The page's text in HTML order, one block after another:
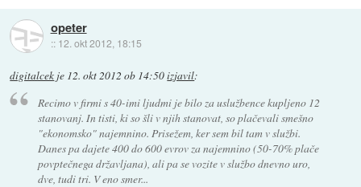
opeter
:: 12. okt 2012, 18:15
digitalcek je 12. okt 2012 ob 14:50izjavil:
Recimo v firmi s 40-imi ljudmi je bilo za uslužbence kupljeno 12
stanovanj. In tisti, ki so šli v njih stanovat, so plačevali smešno
"ekonomsko" najemnino. Prisežem, ker sem bil tam v službi.
Danes pa dajete 400 do 600 evrov za najemnino (50-70% plače
povptečnega državljana), ali pa se vozite v službo dnevno uro,
dve, tudi tri. V eno smer...